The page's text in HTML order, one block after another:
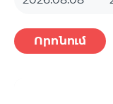
Որոնում